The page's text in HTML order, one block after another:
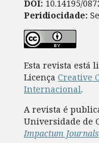
DOI: 10.14195/
Peridiocidade:
Esta revista está
Licença Creative
Internacional.
A revista é
Universidade de
Impactum Journals